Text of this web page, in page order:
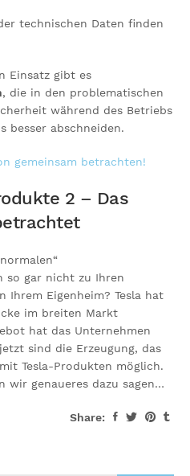
technischen Daten finden
Einsatz gibt es
, die in den problematischen
während des Betriebs
besser abschneiden.
gemeinsam betrachten!
2 – Das
so gar nicht zu Ihren
Ihrem Eigenheim? Tesla hat
im breiten Markt
hat das Unternehmen
sind die Erzeugung, das
Tesla-Produkten möglich.
wir genaueres dazu sagen…
Share: